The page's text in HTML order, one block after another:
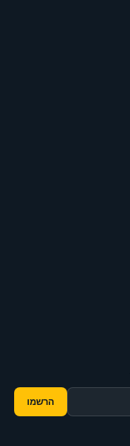
הרשמו